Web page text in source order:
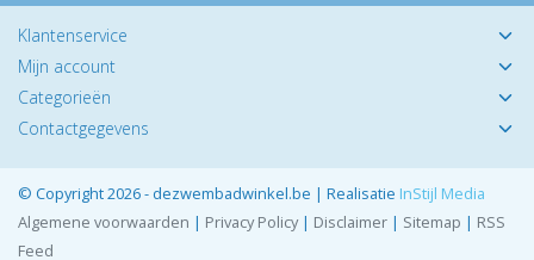
Klantenservice
Mijn account
Categorieën
Contactgegevens
© Copyright 2026 - dezwembadwinkel.be | Realisatie InStijl Media
Algemene voorwaarden | Privacy Policy| Disclaimer | Sitemap | RSS
Feed